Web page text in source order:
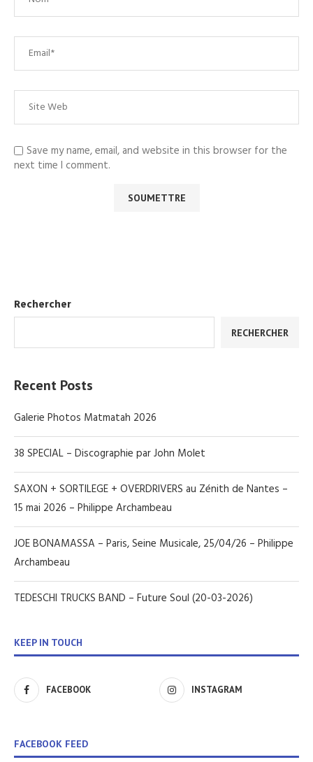
Save my name, email, and website in this browser for the
next time I comment.
Rechercher
RECHERCHER
Recent Posts
Galerie Photos Matmatah 2026
38 SPECIAL – Discographie par John Molet
SAXON + SORTILEGE + OVERDRIVERS au Zénith de Nantes –
15 mai 2026 – Philippe Archambeau
JOE BONAMASSA – Paris, Seine Musicale, 25/04/26 – Philippe
Archambeau
TEDESCHI TRUCKS BAND – Future Soul (20-03-2026)
KEEP IN TOUCH
FACEBOOK INSTAGRAM
FACEBOOK FEED